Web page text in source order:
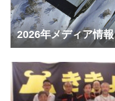
2026年メディア情報